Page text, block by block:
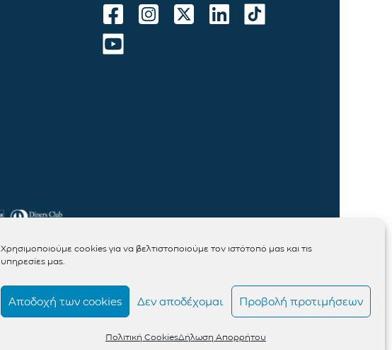
Χρησιμοποιούμε cookies για να βελτιστοποιούμε τον ιστότοπό μας και τις
υπηρεσίες μας.
Αποδοχή των cookies Δεν αποδέχομαι Προβολή προτιμήσεων
Πολιτική CookiesΔήλωση Απορρήτου